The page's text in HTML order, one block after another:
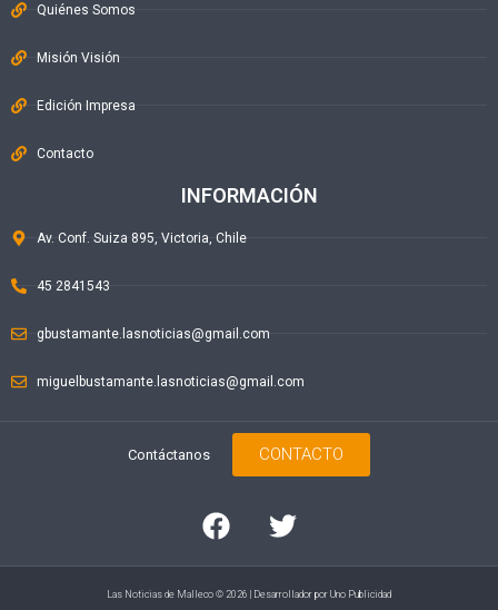
Quiénes Somos
Misión Visión
Edición Impresa
Contacto
INFORMACIÓN
Av. Conf. Suiza 895, Victoria, Chile
45 2841543
gbustamante.lasnoticias@gmail.com
miguelbustamante.lasnoticias@gmail.com
Contáctanos CONTACTO
Las Noticias de Malleco © 2026 | Desarrollador por Uno Publicidad